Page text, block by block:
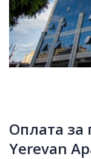
Оплата за
Yerevan